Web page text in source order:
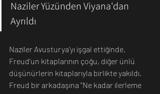
Naziler Yüzünden Viyana'dan
Ayrıldı
Naziler Avusturya'yı işgal ettiğinde,
Freud'un kitaplarının çoğu, diğer ünlü
düşünürlerin kitaplarıyla birlikte yakıldı.
Freud bir arkadaşına "Ne kadar ilerleme